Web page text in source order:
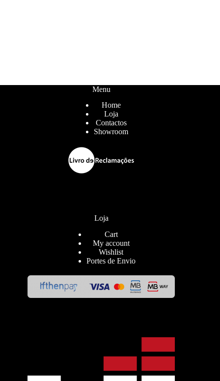
Menu
Home
Loja
Contactos
Showroom
Loja
Cart
My account
Wishlist
Portes de Envio